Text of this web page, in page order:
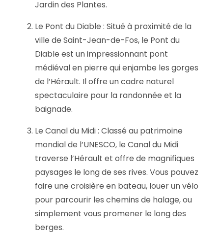
Jardin des Plantes.
Le Pont du Diable : Situé à proximité de la
ville de Saint-Jean-de-Fos, le Pont du
Diable est un impressionnant pont
médiéval en pierre qui enjambe les gorges
de l’Hérault. Il offre un cadre naturel
spectaculaire pour la randonnée et la
baignade.
Le Canal du Midi : Classé au patrimoine
mondial de l’UNESCO, le Canal du Midi
traverse l’Hérault et offre de magnifiques
paysages le long de ses rives. Vous pouvez
faire une croisière en bateau, louer un vélo
pour parcourir les chemins de halage, ou
simplement vous promener le long des
berges.